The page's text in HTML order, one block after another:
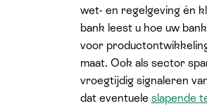
wet- en regelgeving én
bank leest u hoe uw
voor
maat. Ook als sector
vroegtijdig signaleren
dat eventuele slapende